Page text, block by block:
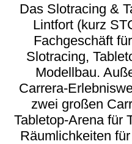
Das Slotracing &
Lintfort (kurz
Fachgeschäft
Slotracing,
Modellbau.
Carrera-
zwei großen
Tabletop-Arena für
Räumlichkeiten